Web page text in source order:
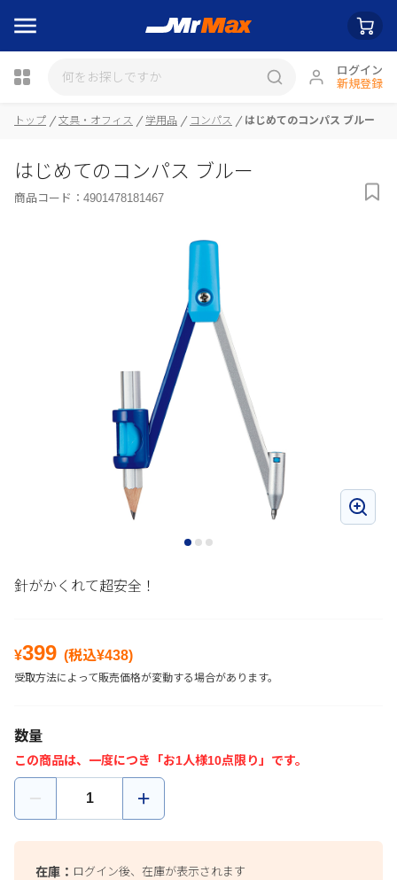
ログイン
新規登録
瓶詰
トップ 文具・オフィス 学用品 コンパス はじめてのコンパス ブルー
はじめてのコンパス ブルー
商品コード： 4901478181467
針がかくれて超安全！
¥399 (税込¥438)
受取方法によって販売価格が変動する場合があります。
数量
この商品は、一度につき「お1人様10点限り」です。
在庫： ログイン後、在庫が表示されます